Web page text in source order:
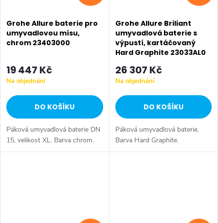
Grohe Allure baterie pro
umyvadlovou mísu,
chrom 23403000
19 447 Kč
Na objednání
DO KOŠÍKU
Páková umyvadlová baterie DN
15, velikost XL. Barva chrom.
Grohe Allure Briliant
umyvadlová baterie s
výpustí, kartáčovaný
Hard Graphite 23033AL0
26 307 Kč
Na objednání
DO KOŠÍKU
Páková umyvadlová baterie.
Barva Hard Graphite.